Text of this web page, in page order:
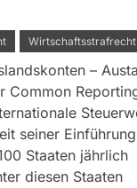
Wirtschaftsstrafrecht
–
Common
seiner
Staaten jährlich
diesen Staaten